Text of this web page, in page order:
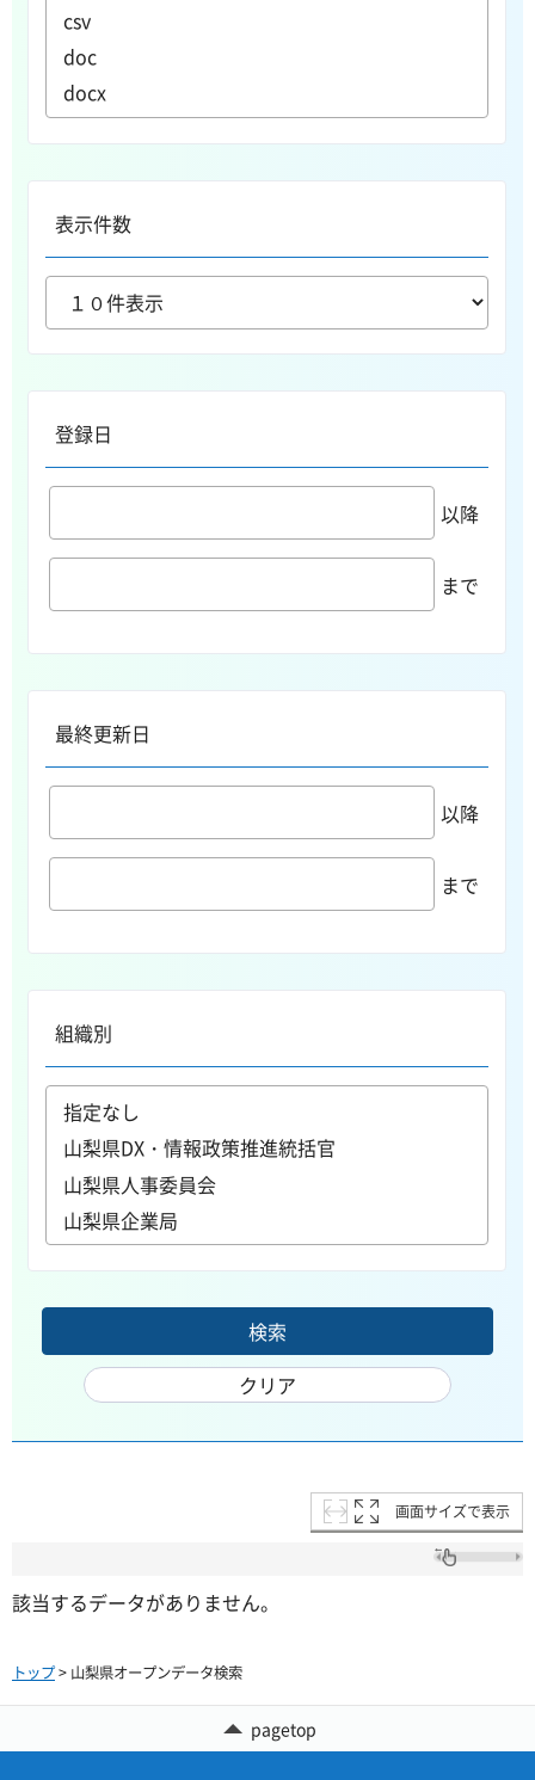
表示件数
登録日
以降
まで
最終更新日
以降
まで
組織別
画面サイズで表示
該当するデータがありません。
トップ> 山梨県オープンデータ検索
pagetop